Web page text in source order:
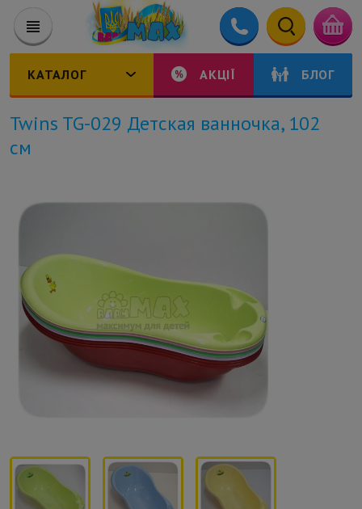
КАТАЛОГ АКЦІЇ БЛОГ
Twins TG-029 Детская ванночка, 102
см